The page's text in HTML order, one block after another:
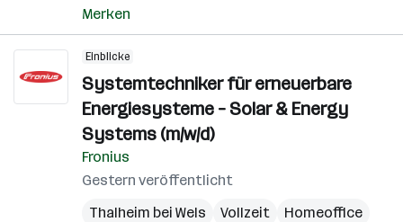
Merken
Einblicke
Systemtechniker für erneuerbare
Energiesysteme – Solar & Energy
Systems (m/w/d)
Fronius
Gestern veröffentlicht
Thalheim bei Wels
Vollzeit
Homeoffice